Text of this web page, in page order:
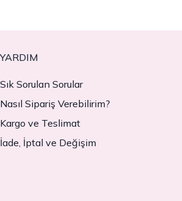
YARDIM
Sık Sorulan Sorular
Nasıl Sipariş Verebilirim?
Kargo ve Teslimat
İade, İptal ve Değişim